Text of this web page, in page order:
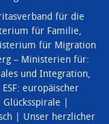
für die
für Familie,
für Migration
– Ministerien für:
und Integration,
ESF: europäischer
Glücksspirale
Unser herzlicher